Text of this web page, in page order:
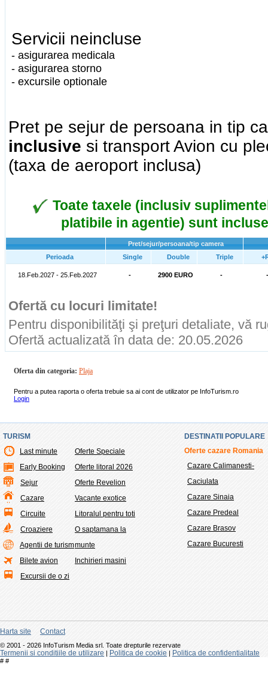
Servicii neincluse
- asigurarea medicala
- asigurarea storno
- excursile optionale
Pret pe sejur de persoana in tip
inclusive si transport Avion cu
(taxa de aeroport inclusa)
Toate taxele (inclusiv
platibile in agentie) sunt
Pret/sejur/persoana/tip camera
Perioada
Single Double Triple
18.Feb.2027 - 25.Feb.2027 - 2900 EURO -
Ofertă cu locuri limitate!
Pentru disponibilităţi şi preţuri detaliate, vă
Ofertă actualizată în data de: 20.05.2026
Oferta din categoria: Plaja
Pentru a putea raporta o oferta trebuie sa ai cont de utilizator pe InfoTurism.ro
Login
TURISM
Last minute
Early Booking
Sejur
Cazare
Circuite
Croaziere
Agentii de turism
Bilete avion
Excursii de o zi
Oferte Speciale
Oferte litoral 2026
Oferte Revelion
Vacante exotice
Litoralul pentru toti
O saptamana la
munte
Inchirieri masini
DESTINATII POPULARE
Oferte cazare Romania
Cazare Calimanesti-
Caciulata
Cazare Sinaia
Cazare Predeal
Cazare Brasov
Cazare Bucuresti
Harta site Contact
© 2001 - 2026 InfoTurism Media srl. Toate drepturile rezervate
Termenii si conditiile de utilizare | Politica de cookie | Politica de confidentialitate
# #